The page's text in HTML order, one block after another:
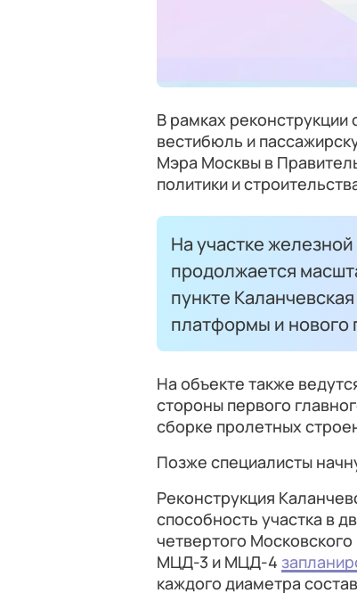
В рамках реконструкции
вестибюль и
Мэра Москвы в
политики и
На участке
продолжается
пункте
платформы и нового
На объекте также
стороны первого
сборке пролетных
Позже специалисты
Реконструкция
способность участка в
четвертого
МЦД-3 и МЦД-4
каждого диаметра